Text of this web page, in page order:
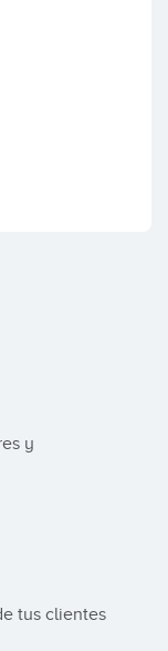
y
tus clientes